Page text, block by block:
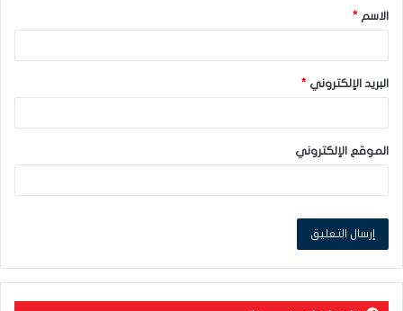
*
الاسم *
البريد الإلكتروني *
الموقع الإلكتروني